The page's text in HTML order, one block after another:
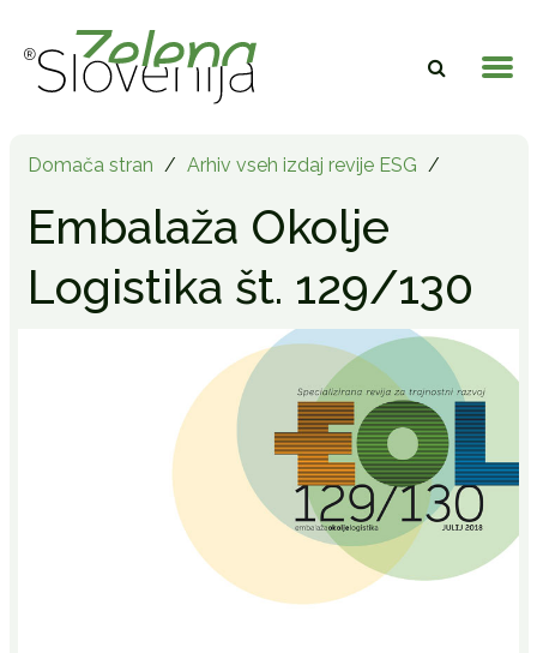
Domača stran / Arhiv vseh izdaj revije ESG /
Embalaža Okolje
Logistika št. 129/130